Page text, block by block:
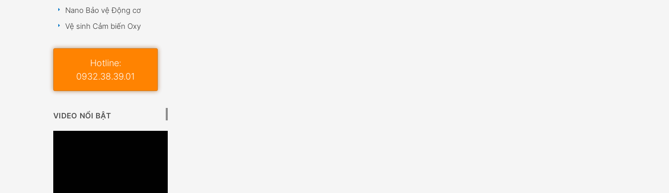
Nano Bảo vệ Động cơ
Vệ sinh Cảm biến Oxy
Hotline:
0932.38.39.01
VIDEO NỔI BẬT